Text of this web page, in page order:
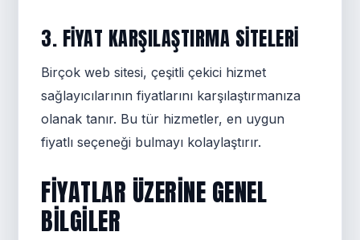
3. FIYAT KARŞILAŞTIRMA SITELERI
Birçok web sitesi, çeşitli çekici hizmet
sağlayıcılarının fiyatlarını karşılaştırmanıza
olanak tanır. Bu tür hizmetler, en uygun
fiyatlı seçeneği bulmayı kolaylaştırır.
FIYATLAR ÜZERINE GENEL
BILGILER